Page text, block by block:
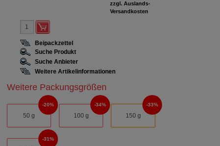
zzgl. Auslands-
Versandkosten
Beipackzettel
Suche Produkt
Suche Anbieter
Weitere Artikelinformationen
Weitere Packungsgrößen
50 g
20%
100 g
34%
150 g
33%
31%